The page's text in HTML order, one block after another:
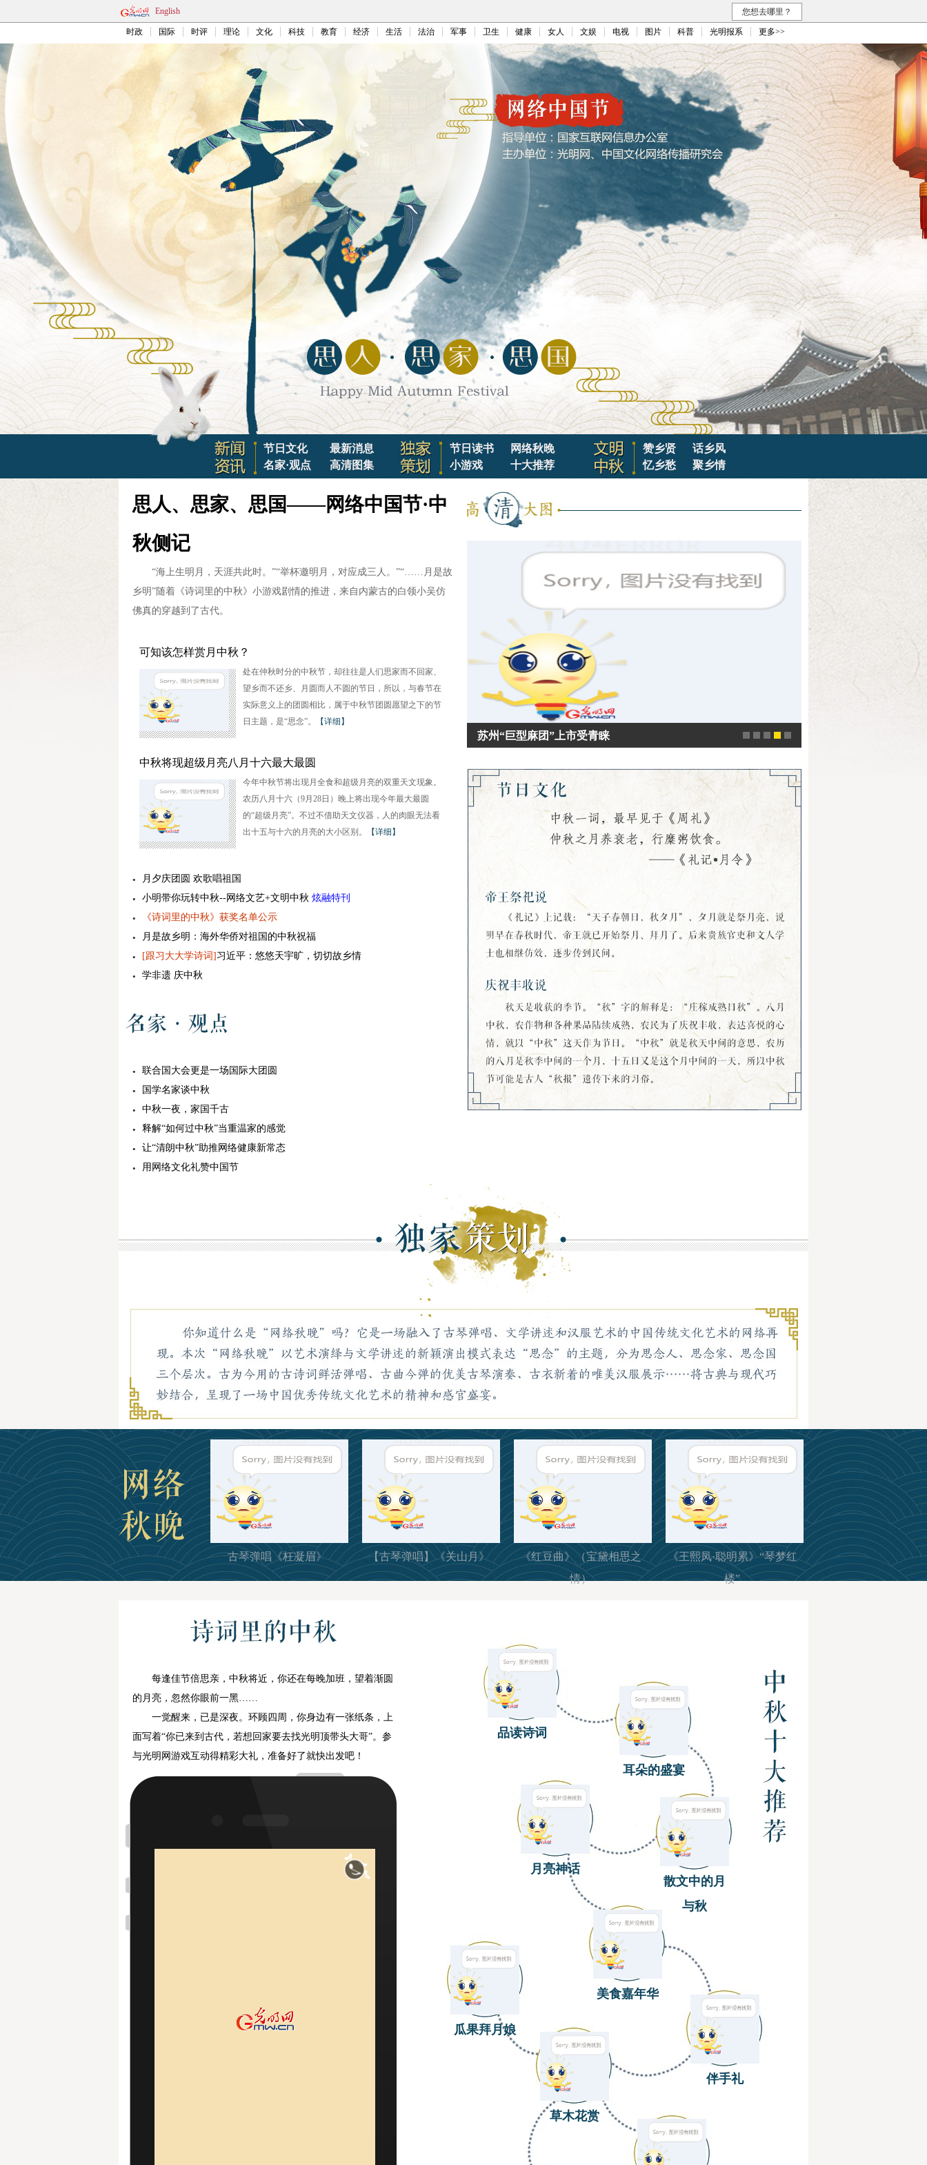
English 您想去哪里？
时政 国际 时评 理论 文化 科技 教育 经济 生活 法治 军事 卫生 健康 女人 文娱 电视 图片 科普 光明报系 更多>>
节日文化
最新消息
名家·观点
高清图集
节日读书
网络秋晚
小游戏
十大推荐
赞乡贤
话乡风
忆乡愁
聚乡情
思人、思家、思国——网络中国节·中
秋侧记
“海上生明月，天涯共此时。”“举杯邀明月，对应成三人。”“……月是故
乡明”随着《诗词里的中秋》小游戏剧情的推进，来自内蒙古的白领小吴仿
佛真的穿越到了古代。
可知该怎样赏月中秋？
处在仲秋时分的中秋节，却往往是人们思家而不回家、
望乡而不还乡、月圆而人不圆的节日，所以，与春节在
实际意义上的团圆相比，属于中秋节团圆愿望之下的节
日主题，是“思念”。
【详细】
中秋将现超级月亮八月十六最大最圆
今年中秋节将出现月全食和超级月亮的双重天文现象。
农历八月十六（9月28日）晚上将出现今年最大最圆
的“超级月亮”。不过不借助天文仪器，人的肉眼无法看
出十五与十六的月亮的大小区别。
【详细】
月夕庆团圆 欢歌唱祖国
小明带你玩转中秋--网络文艺+文明中秋 炫融特刊
《诗词里的中秋》获奖名单公示
月是故乡明：海外华侨对祖国的中秋祝福
[跟习大大学诗词] 习近平：悠悠天宇旷，切切故乡情
学非遗 庆中秋
联合国大会更是一场国际大团圆
国学名家谈中秋
中秋一夜，家国千古
释解“如何过中秋”当重温家的感觉
让“清朗中秋”助推网络健康新常态
用网络文化礼赞中国节
苏州“巨型麻团”上市受青睐
古琴弹唱《枉凝眉》 【古琴弹唱】《关山月》
《红豆曲》（宝黛相思之
情）
《王熙凤·聪明累》“琴梦红
楼”
每逢佳节倍思亲，中秋将近，你还在每晚加班，望着渐圆
的月亮，忽然你眼前一黑……
一觉醒来，已是深夜。环顾四周，你身边有一张纸条，上
面写着“你已来到古代，若想回家要去找光明顶带头大哥”。参
与光明网游戏互动得精彩大礼，准备好了就快出发吧！
品读诗词
耳朵的盛宴
月亮神话
散文中的月
与秋
美食嘉年华
瓜果拜月娘
伴手礼
草木花赏